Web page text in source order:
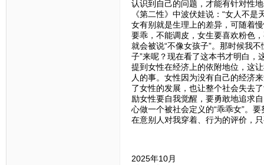
认识到自己的问题，才能有针对性
《第二性》中波伏娃说：“女人不
女有别就是生理上的差异，可随着
要乖，不能调皮，女生要喜欢粉色
就会被说“不像女孩子”。那时候我
子”来呢？现在看了这本书才明白，
提到女性在经济上的依附地位，这
人的事。女性因为没有自己的经济
了女性的发展，也让整个社会失去
励女性要自我觉醒，要勇敢地追求
心做一个被社会定义的“乖乖女”。
在意别人对我穿着、行为的评价，
2025年10月